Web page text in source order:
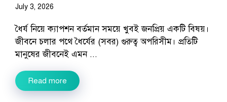
July 3, 2026
ধৈর্য নিয়ে ক্যাপশন বর্তমান সময়ে খুবই জনপ্রিয় একটি বিষয়।
জীবনে চলার পথে ধৈর্যের (সবর) গুরুত্ব অপরিসীম। প্রতিটি
মানুষের জীবনেই এমন ...
Read more